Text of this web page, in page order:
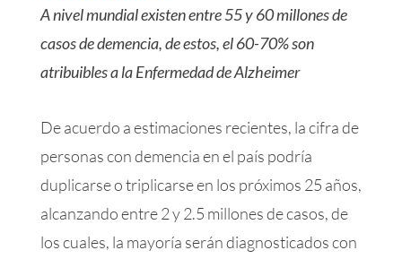
A nivel mundial existen entre 55 y 60 millones de
casos de demencia, de estos, el 60-70% son
atribuibles a la Enfermedad de Alzheimer
De acuerdo a estimaciones recientes, la cifra de
personas con demencia en el país podría
duplicarse o triplicarse en los próximos 25 años,
alcanzando entre 2 y 2.5 millones de casos, de
los cuales, la mayoría serán diagnosticados con